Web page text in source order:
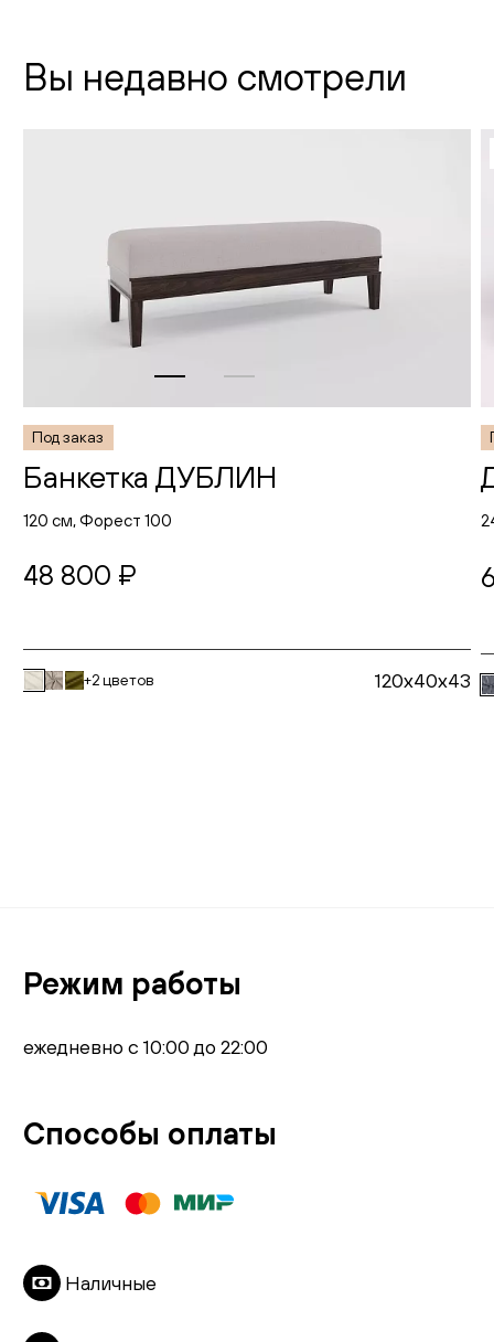
Вы недавно смотрели
Банкетка ДУБЛИН
Под заказ
120 см, Форест 100
48 800 ₽
+2 цветов
120x40x43
Режим работы
ежедневно с 10:00 до 22:00
Способы оплаты
Наличные